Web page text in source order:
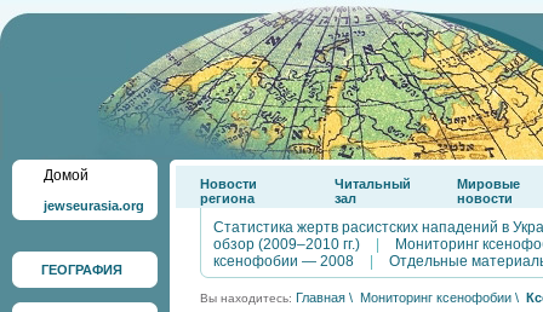
Домой
jewseurasia.org
ГЕОГРАФИЯ
Новости
региона
Читальный
зал
Мировые
новости
Статистика жертв расистских нападений в
обзор (2009–2010 гг.)
Мониторинг
ксенофобии — 2008
Отдельные
Вы находитесь: Главная \ Мониторинг ксенофобии \